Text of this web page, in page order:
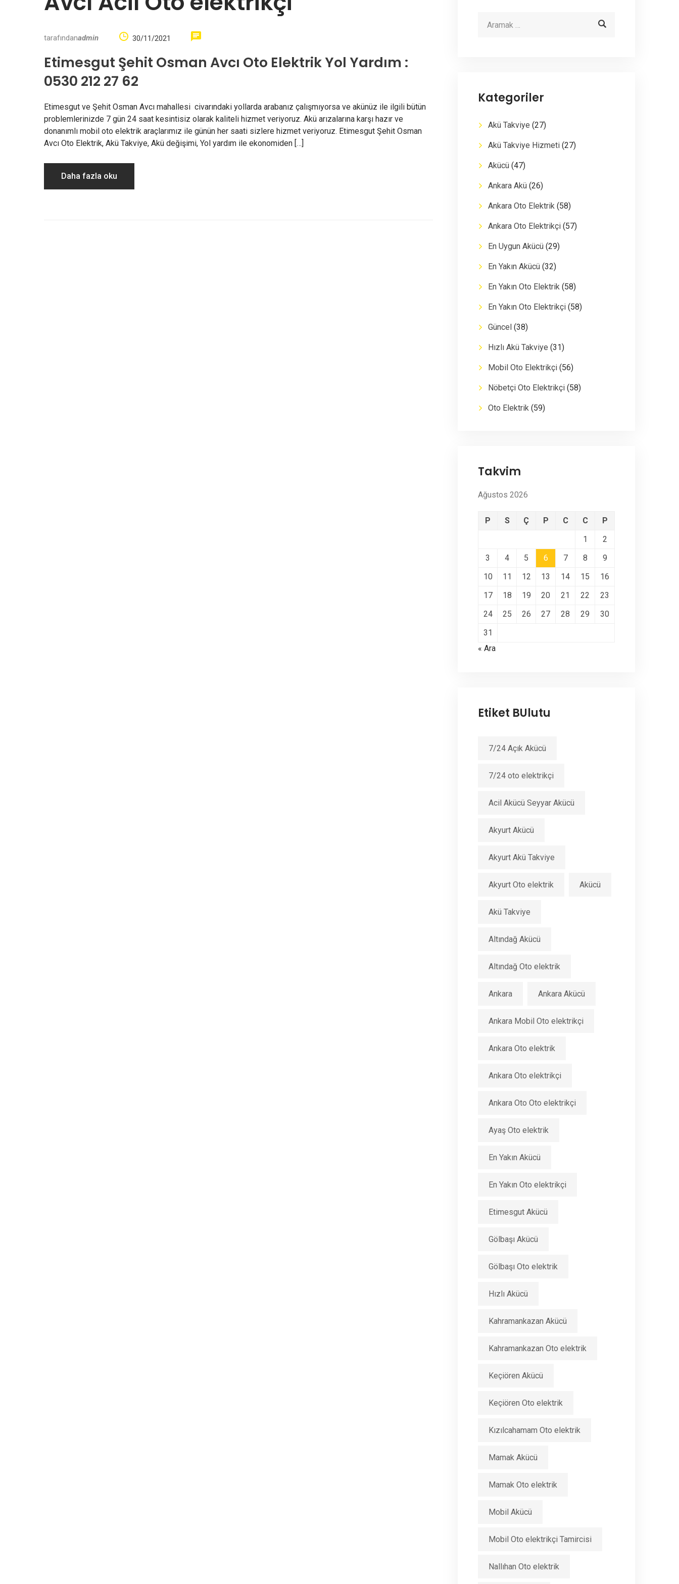
tarafındanadmin 30/11/2021
Etimesgut Şehit Osman Avcı Oto Elektrik Yol Yardım :
0530 212 27 62
Etimesgut ve Şehit Osman Avcı mahallesi civarındaki yollarda arabanız çalışmıyorsa ve akünüz ile ilgili bütün
problemlerinizde 7 gün 24 saat kesintisiz olarak kaliteli hizmet veriyoruz. Akü arızalarına karşı hazır ve
donanımlı mobil oto elektrik araçlarımız ile günün her saati sizlere hizmet veriyoruz. Etimesgut Şehit Osman
Avcı Oto Elektrik, Akü Takviye, Akü değişimi, Yol yardım ile ekonomiden […]
Daha fazla oku
Kategoriler
Akü Takviye (27)
Akü Takviye Hizmeti (27)
Akücü (47)
Ankara Akü (26)
Ankara Oto Elektrik (58)
Ankara Oto Elektrikçi (57)
En Uygun Akücü (29)
En Yakın Akücü (32)
En Yakın Oto Elektrik (58)
En Yakın Oto Elektrikçi (58)
Güncel (38)
Hızlı Akü Takviye (31)
Mobil Oto Elektrikçi (56)
Nöbetçi Oto Elektrikçi (58)
Oto Elektrik (59)
Takvim
Ağustos 2026
P S Ç P C C
P
1
2
3
4 5 6 7 8
9
10
11 12 13 14 15
16
17
18 19 20 21 22
23
24
25 26 27 28 29
30
31
« Ara
Etiket BUlutu
7/24 Açık Akücü
7/24 oto elektrikçi
Acil Akücü Seyyar Akücü
Akyurt Akücü
Akyurt Akü Takviye
Akyurt Oto elektrik Akücü
Akü Takviye
Altındağ Akücü
Altındağ Oto elektrik
Ankara Ankara Akücü
Ankara Mobil Oto elektrikçi
Ankara Oto elektrik
Ankara Oto elektrikçi
Ankara Oto Oto elektrikçi
Ayaş Oto elektrik
En Yakın Akücü
En Yakın Oto elektrikçi
Etimesgut Akücü
Gölbaşı Akücü
Gölbaşı Oto elektrik
Hızlı Akücü
Kahramankazan Akücü
Kahramankazan Oto elektrik
Keçiören Akücü
Keçiören Oto elektrik
Kızılcahamam Oto elektrik
Mamak Akücü
Mamak Oto elektrik
Mobil Akücü
Mobil Oto elektrikçi Tamircisi
Nallıhan Oto elektrik